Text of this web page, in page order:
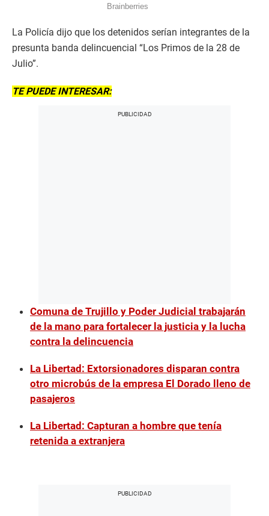
La Policía dijo que los detenidos serían integrantes de la
presunta banda delincuencial “Los Primos de la 28 de
Julio”.
TE PUEDE INTERESAR:
Comuna de Trujillo y Poder Judicial trabajarán
de la mano para fortalecer la justicia y la lucha
contra la delincuencia
La Libertad: Extorsionadores disparan contra
otro microbús de la empresa El Dorado lleno de
pasajeros
La Libertad: Capturan a hombre que tenía
retenida a extranjera